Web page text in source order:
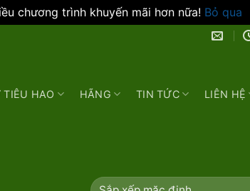
chương trình khuyến mãi hơn nữa! Bỏ qua
TIÊU HAO HÃNG TIN TỨC
LIÊN HỆ